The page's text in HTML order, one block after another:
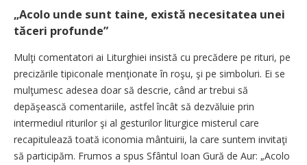
„Acolo unde sunt taine, există necesitatea unei
tăceri profunde”
Mulţi comentatori ai Liturghiei insistă cu precădere pe rituri, pe
precizările tipiconale menţionate în roşu, şi pe simboluri. Ei se
mulţumesc adesea doar să descrie, când ar trebui să
depăşească comentariile, astfel încât să dezvăluie prin
intermediul riturilor şi al gesturilor liturgice misterul care
recapitulează toată iconomia mân­tuirii, la care suntem invitaţi
să participăm. Frumos a spus Sfântul Ioan Gură de Aur: „Acolo